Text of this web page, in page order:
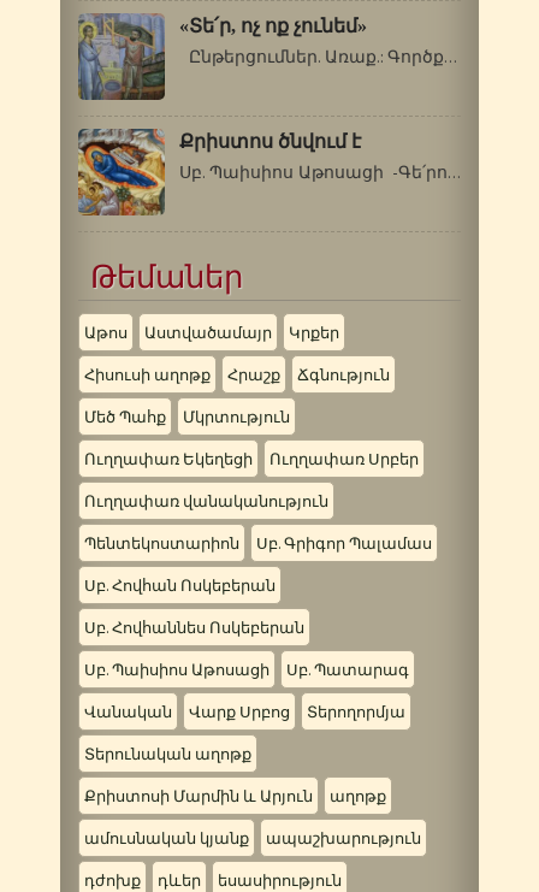
«Տե՛ր, ոչ ոք չունեմ»
Ընթերցումներ. Առաք.: Գործք 9. 32-42:…
Քրիստոս ծնվում է
Սբ. Պաիսիոս Աթոսացի -Գե՛րոնդա, Սբ.…
Թեմաներ
Աթոս Աստվածամայր Կրքեր
Հիսուսի աղոթք Հրաշք Ճգնություն
Մեծ Պահք Մկրտություն
Ուղղափառ Եկեղեցի Ուղղափառ Սրբեր
Ուղղափառ վանականություն
Պենտեկոստարիոն Սբ. Գրիգոր Պալամաս
Սբ. Հովհան Ոսկեբերան
Սբ. Հովհաննես Ոսկեբերան
Սբ. Պաիսիոս Աթոսացի Սբ. Պատարագ
Վանական Վարք Սրբոց Տերողորմյա
Տերունական աղոթք
Քրիստոսի Մարմին և Արյուն աղոթք
ամուսնական կյանք ապաշխարություն
դժոխք դևեր եսասիրություն